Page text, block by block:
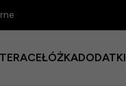
ŁÓŻKADODATKI